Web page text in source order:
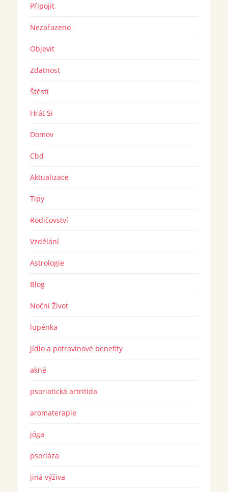
Připojit
Nezařazeno
Objevit
Zdatnost
Štěstí
Hrát Si
Domov
Cbd
Aktualizace
Tipy
Rodičovství
Vzdělání
Astrologie
Blog
Noční Život
lupénka
jídlo a potravinové benefity
akné
psoriatická artritida
aromaterapie
jóga
psoriáza
jiná výživa